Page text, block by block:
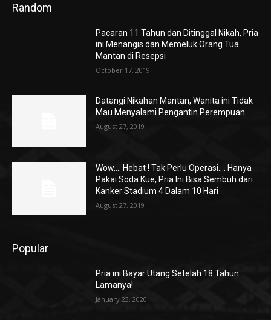
Random
Pacaran 11 Tahun dan Ditinggal Nikah, Pria
ini Menangis dan Memeluk Orang Tua
Mantan di Resepsi
October 17, 2019
Datangi Nikahan Mantan, Wanita ini Tidak
Mau Menyalami Pengantin Perempuan
August 27, 2019
Wow…. Hebat ! Tak Perlu Operasi…. Hanya
Pakai Soda Kue, Pria Ini Bisa Sembuh dari
Kanker Stadium 4 Dalam 10 Hari
August 27, 2019
Popular
Pria ini Bayar Utang Setelah 18 Tahun
Lamanya!
January 23, 2020